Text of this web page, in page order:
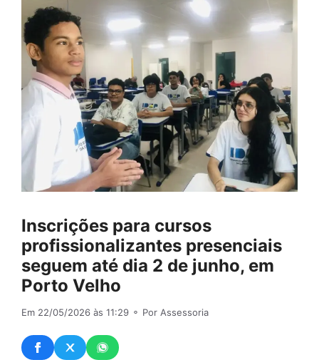
Inscrições para cursos
profissionalizantes presenciais
seguem até dia 2 de junho, em
Porto Velho
Em 22/05/2026 às 11:29 ⚬ Por Assessoria